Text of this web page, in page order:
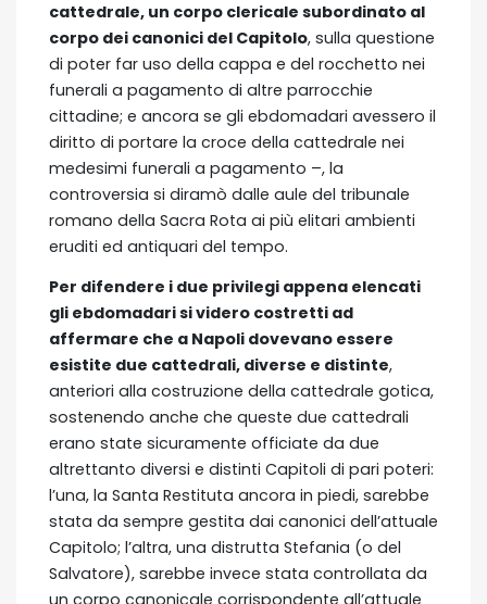
cattedrale, un corpo clericale subordinato al
corpo dei canonici del Capitolo, sulla questione
di poter far uso della cappa e del rocchetto nei
funerali a pagamento di altre parrocchie
cittadine; e ancora se gli ebdomadari avessero il
diritto di portare la croce della cattedrale nei
medesimi funerali a pagamento –, la
controversia si diramò dalle aule del tribunale
romano della Sacra Rota ai più elitari ambienti
eruditi ed antiquari del tempo.
Per difendere i due privilegi appena elencati
gli ebdomadari si videro costretti ad
affermare che a Napoli dovevano essere
esistite due cattedrali, diverse e distinte,
anteriori alla costruzione della cattedrale gotica,
sostenendo anche che queste due cattedrali
erano state sicuramente officiate da due
altrettanto diversi e distinti Capitoli di pari poteri:
l’una, la Santa Restituta ancora in piedi, sarebbe
stata da sempre gestita dai canonici dell’attuale
Capitolo; l’altra, una distrutta Stefania (o del
Salvatore), sarebbe invece stata controllata da